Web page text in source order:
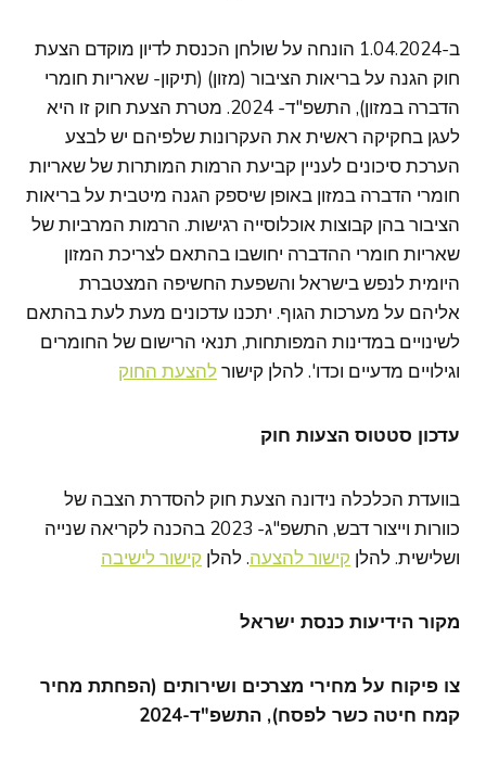
ב-1.04.2024 הונחה על שולחן הכנסת לדיון מוקדם הצעת
חוק הגנה על בריאות הציבור (מזון) (תיקון- שאריות חומרי
הדברה במזון), התשפ"ד- 2024. מטרת הצעת חוק זו היא
לעגן בחקיקה ראשית את העקרונות שלפיהם יש לבצע
הערכת סיכונים לעניין קביעת הרמות המותרות של שאריות
חומרי הדברה במזון באופן שיספק הגנה מיטבית על בריאות
הציבור בהן קבוצות אוכלוסייה רגישות. הרמות המרביות של
שאריות חומרי ההדברה יחושבו בהתאם לצריכת המזון
היומית לנפש בישראל והשפעת החשיפה המצטברת
אליהם על מערכות הגוף. יתכנו עדכונים מעת לעת בהתאם
לשינויים במדינות המפותחות, תנאי הרישום של החומרים
וגילויים מדעיים וכדו'. להלן קישור להצעת החוק
עדכון סטטוס הצעות חוק
בוועדת הכלכלה נידונה הצעת חוק להסדרת הצבה של
כוורות וייצור דבש, התשפ"ג- 2023 בהכנה לקריאה שנייה
ושלישית. להלן קישור להצעה. להלן קישור לישיבה
מקור הידיעות כנסת ישראל
צו פיקוח על מחירי מצרכים ושירותים (הפחתת מחיר
קמח חיטה כשר לפסח), התשפ"ד-2024